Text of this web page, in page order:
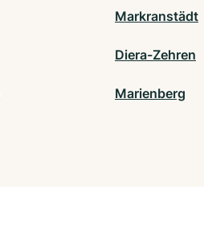
Markranstädt
Diera-Zehren
Marienberg